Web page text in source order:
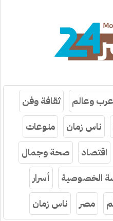
عرب وعالم
ثقافة وفن
ناس زمان
منوعات
اقتصاد
صحة وجمال
الخصوصية
أسرار
مصر ناس زمان